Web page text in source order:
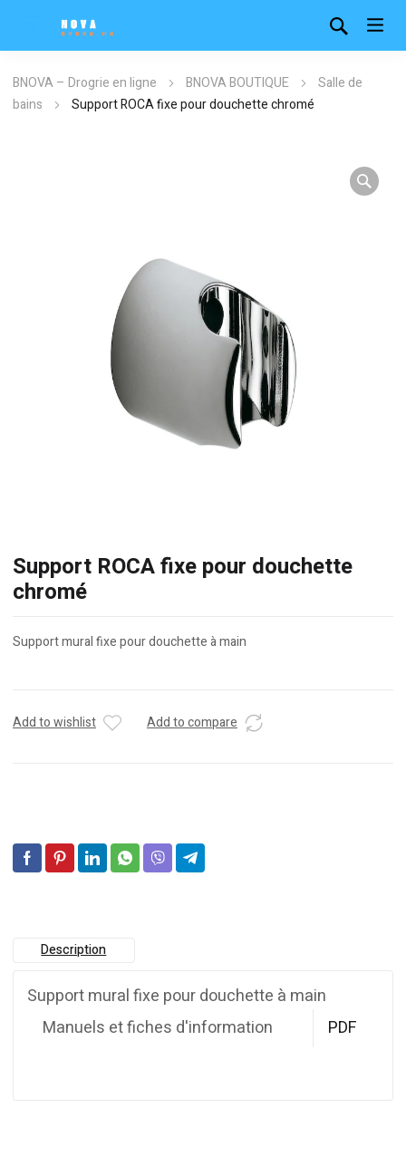
BNOVA – Drogrie en ligne BNOVA BOUTIQUE
Salle de
bains
Support ROCA fixe pour douchette chromé
Support ROCA fixe pour douchette
chromé
Support mural fixe pour douchette à main
Add to wishlist Add to compare
Description
Support mural fixe pour douchette à main
Manuels et fiches d'information
PDF